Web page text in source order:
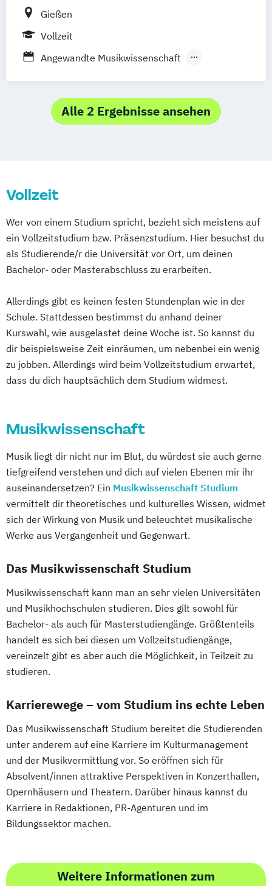
Kunstgeschichte: Forschung
Praxis
Literaturvermittlung in den Medien
Medien und kulturelle Praxis: Geschichte
Vermittlung
Gießen
Vollzeit
Angewandte Musikwissenschaft
Alle 2 Ergebnisse ansehen
Vollzeit
Wer von einem Studium spricht, bezieht sich meistens auf
ein Vollzeitstudium bzw. Präsenzstudium. Hier besuchst du
als Studierende/r die Universität vor Ort, um deinen
Bachelor- oder Masterabschluss zu erarbeiten.
Allerdings gibt es keinen festen Stundenplan wie in der
Schule. Stattdessen bestimmst du anhand deiner
Kurswahl, wie ausgelastet deine Woche ist. So kannst du
dir beispielsweise Zeit einräumen, um nebenbei ein wenig
zu jobben. Allerdings wird beim Vollzeitstudium erwartet,
dass du dich hauptsächlich dem Studium widmest.
Musikwissenschaft
Musik liegt dir nicht nur im Blut, du würdest sie auch gerne
tiefgreifend verstehen und dich auf vielen Ebenen mir ihr
auseinandersetzen? Ein Musikwissenschaft Studium
vermittelt dir theoretisches und kulturelles Wissen, widmet
sich der Wirkung von Musik und beleuchtet musikalische
Werke aus Vergangenheit und Gegenwart.
Das Musikwissenschaft Studium
Musikwissenschaft kann man an sehr vielen Universitäten
und Musikhochschulen studieren. Dies gilt sowohl für
Bachelor- als auch für Masterstudiengänge. Größtenteils
handelt es sich bei diesen um Vollzeitstudiengänge,
vereinzelt gibt es aber auch die Möglichkeit, in Teilzeit zu
studieren.
Karrierewege – vom Studium ins echte Leben
Das Musikwissenschaft Studium bereitet die Studierenden
unter anderem auf eine Karriere im Kulturmanagement
und der Musikvermittlung vor. So eröffnen sich für
Absolvent/innen attraktive Perspektiven in Konzerthallen,
Opernhäusern und Theatern. Darüber hinaus kannst du
Karriere in Redaktionen, PR-Agenturen und im
Bildungssektor machen.
Weitere Informationen zum